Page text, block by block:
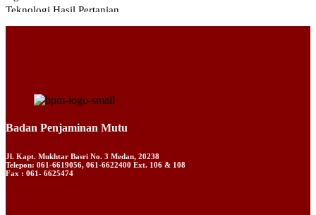
Badan Penjaminan Mutu
Jl. Kapt. Mukhtar Basri No. 3 Medan, 20238
Telepon: 061-6619056, 061-6622400 Ext. 106 & 108
Fax : 061- 6625474